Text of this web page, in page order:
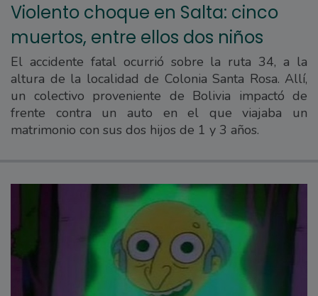
Violento choque en Salta: cinco
muertos, entre ellos dos niños
El accidente fatal ocurrió sobre la ruta 34, a la
altura de la localidad de Colonia Santa Rosa. Allí,
un colectivo proveniente de Bolivia impactó de
frente contra un auto en el que viajaba un
matrimonio con sus dos hijos de 1 y 3 años.